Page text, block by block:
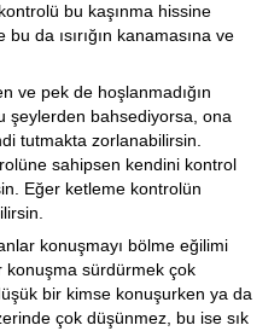
bu kaşınma hissine
bu da ısırığın kanamasına ve
ve pek de hoşlanmadığın
şeylerden bahsediyorsa, ona
tutmakta zorlanabilirsin.
sahipsen kendini kontrol
Eğer ketleme kontrolün
konuşmayı bölme eğilimi
konuşma sürdürmek çok
bir kimse konuşurken ya da
çok düşünmez, bu ise sık